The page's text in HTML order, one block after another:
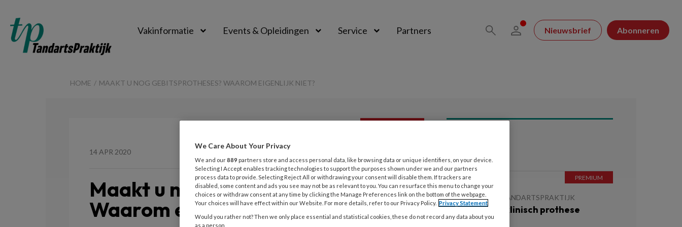
Vakinformatie Events & Opleidingen Service Partners Nieuwsbrief Abonneren
HOME MAAKT U NOG GEBITSPROTHESES? WAAROM EIGENLIJK NIET?
14 APR 2020 Opslaan
Maakt u nog gebitsprotheses?
Waarom eigenlijk niet?
16 MAART 2026
TIJDSCHRIFT TANDARTSPRAKTIJK
De rol van de klinisch prothese
technicus
We Care About Your Privacy
We and our889 partners store and access personal data, like browsing data or unique identifiers, on your device.
Selecting I Accept enables tracking technologies to support the purposes shown under we and our partners
process data to provide. Selecting Reject All or withdrawing your consent will disable them. If trackers are
disabled, some content and ads you see may not be as relevant to you. You can resurface this menu to change your
choices or withdraw consent at any time by clicking the Manage Preferences link on the bottom of the webpage.
Your choices will have effect within our Website. For more details, refer to our Privacy Policy. Privacy Statement
Would you rather not? Then we only place essential and statistical cookies, these do not record any data about you
as a person